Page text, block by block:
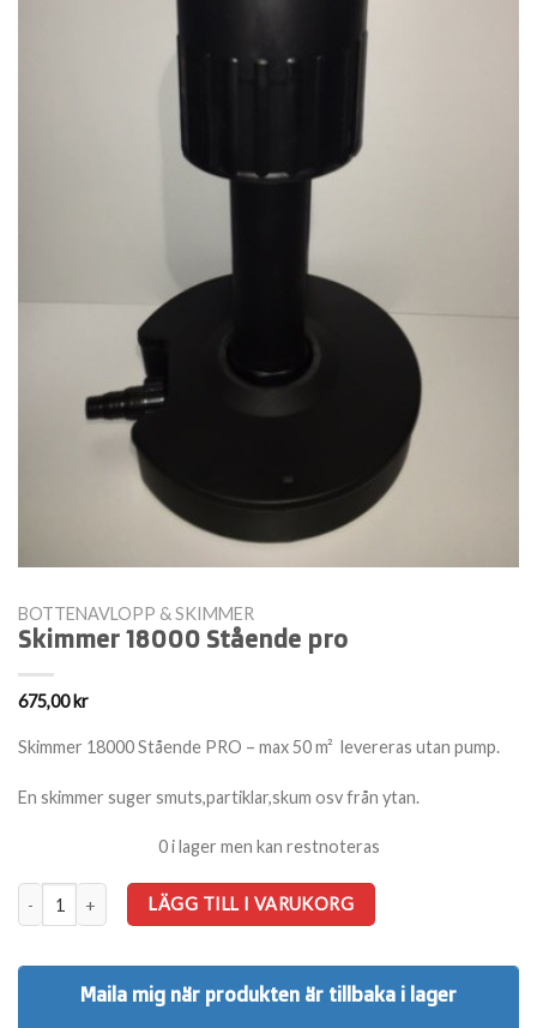
BOTTENAVLOPP & SKIMMER
Skimmer 18000 Stående pro
675,00kr
Skimmer 18000 Stående PRO – max 50 m² levereras utan pump.
En skimmer suger smuts,partiklar,skum osv från ytan.
0 i lager men kan restnoteras
Skimmer 18000 Stående pro mängd
LÄGG TILL I VARUKORG
Maila mig när produkten är tillbaka i lager